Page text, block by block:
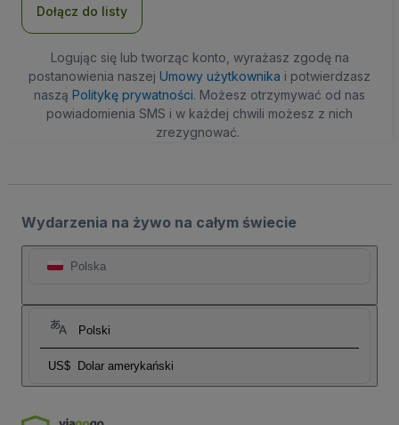
Dołącz do listy
Logując się lub tworząc konto, wyrażasz zgodę na
postanowienia naszej Umowy użytkownika i potwierdzasz
naszą Politykę prywatności. Możesz otrzymywać od nas
powiadomienia SMS i w każdej chwili możesz z nich
zrezygnować.
Wydarzenia na żywo na całym świecie
Polska
Polski
US$ Dolar amerykański